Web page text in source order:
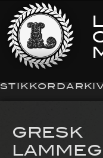
GRESK